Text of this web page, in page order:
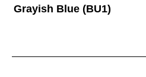
Grayish Blue (BU1)